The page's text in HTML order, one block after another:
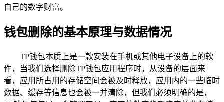
自己的数字财富。
钱包删除的基本原理与数据情况
TP钱包本质上是一款安装在手机或其他电子设备上的软
件，当我们选择删除TP钱包应用程序时，从设备的层面来
看，应用所占用的存储空间会被及时释放，应用内的一些临时
数据、缓存等信息也会被一并清除，但我们必须明确的是，